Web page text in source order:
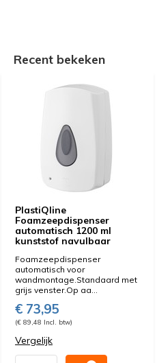
Recent bekeken
PlastiQline
Foamzeepdispenser
automatisch 1200 ml
kunststof navulbaar
Foamzeepdispenser
automatisch voor
wandmontage.Standaard met
grijs venster.Op aa...
€ 73,95
(€ 89,48 Incl. btw)
Vergelijk